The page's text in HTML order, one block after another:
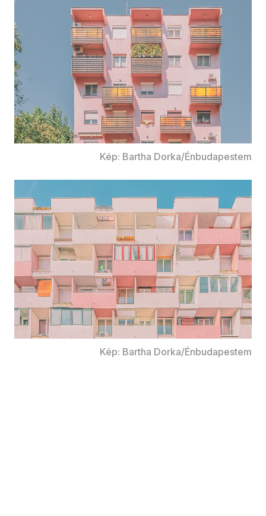
Kép: Bartha Dorka/Énbudapestem
Kép: Bartha Dorka/Énbudapestem